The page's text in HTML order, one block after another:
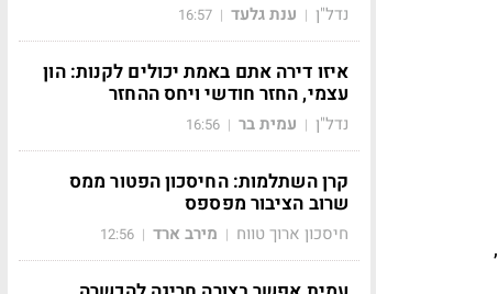
עלה ב-5.3%,
נדל"ן | ענת גלעד |
16:57
איזו דירה אתם באמת יכולים לקנות: הון
עצמי, החזר חודשי ויחס ההחזר
נדל"ן | עמית בר |
16:56
קרן השתלמות: החיסכון הפטור ממס
שרוב הציבור מפספס
חיסכון ארוך טווח | מירב ארד |
12:56